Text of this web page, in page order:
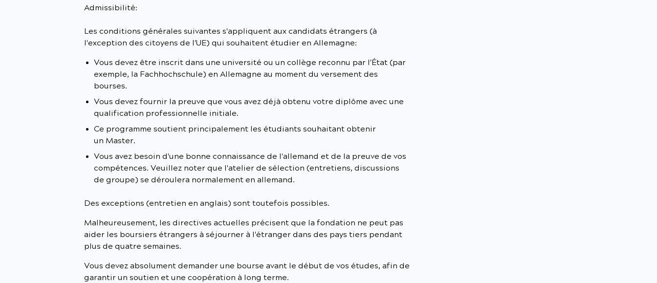
Admissibilité:
Les conditions générales suivantes s'appliquent aux candidats étrangers (à
l'exception des citoyens de l'UE) qui souhaitent étudier en Allemagne:
Vous devez être inscrit dans une université ou un collège reconnu par l'État (par
exemple, la Fachhochschule) en Allemagne au moment du versement des
bourses.
Vous devez fournir la preuve que vous avez déjà obtenu votre diplôme avec une
qualification professionnelle initiale.
Ce programme soutient principalement les étudiants souhaitant obtenir
un Master.
Vous avez besoin d'une bonne connaissance de l'allemand et de la preuve de vos
compétences. Veuillez noter que l'atelier de sélection (entretiens, discussions
de groupe) se déroulera normalement en allemand.
Des exceptions (entretien en anglais) sont toutefois possibles.
Malheureusement, les directives actuelles précisent que la fondation ne peut pas
aider les boursiers étrangers à séjourner à l'étranger dans des pays tiers pendant
plus de quatre semaines.
Vous devez absolument demander une bourse avant le début de vos études, afin de
garantir un soutien et une coopération à long terme.